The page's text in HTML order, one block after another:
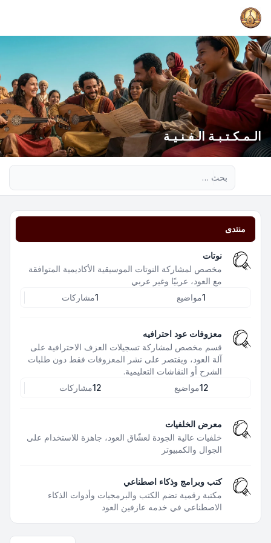
الـمـكـتـبـة الـفـنـيـة
منتدى
نوتات
مخصص لمشاركة النوتات الموسيقية الأكاديمية المتوافقة
مع العود، عربيًا وغير عربي
1مواضيع 1مشاركات
معزوفات عود احترافيه
قسم مخصص لمشاركة تسجيلات العزف الاحترافية على
آلة العود، ويقتصر على نشر المعزوفات فقط دون طلبات
الشرح أو النقاشات التعليمية.
12مواضيع 12مشاركات
معرض الخلفيات
خلفيات عالية الجودة لعشّاق العود، جاهزة للاستخدام على
الجوال والكمبيوتر
كتب وبرامج وذكاء اصطناعي
مكتبة رقمية تضم الكتب والبرمجيات وأدوات الذكاء
الاصطناعي في خدمه عازفين العود